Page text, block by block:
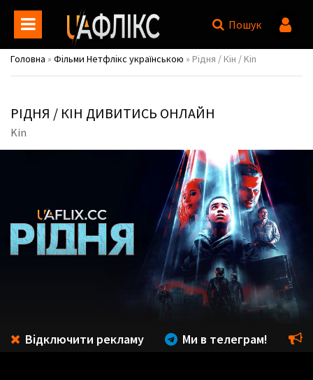
Пошук
Головна » Фільми Нетфлікс українською » Рідня / Кін / Kin
РІДНЯ / КІН ДИВИТИСЬ ОНЛАЙН
Kin
Відключити рекламу Ми в телеграм!